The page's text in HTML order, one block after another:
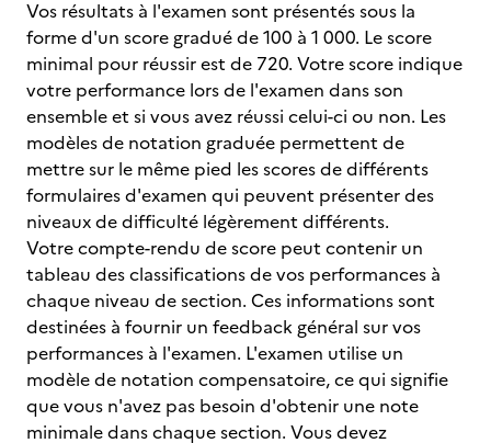
Vos résultats à l'examen sont présentés sous la
forme d'un score gradué de 100 à 1 000. Le score
minimal pour réussir est de 720. Votre score indique
votre performance lors de l'examen dans son
ensemble et si vous avez réussi celui-ci ou non. Les
modèles de notation graduée permettent de
mettre sur le même pied les scores de différents
formulaires d'examen qui peuvent présenter des
niveaux de difficulté légèrement différents.
Votre compte-rendu de score peut contenir un
tableau des classifications de vos performances à
chaque niveau de section. Ces informations sont
destinées à fournir un feedback général sur vos
performances à l'examen. L'examen utilise un
modèle de notation compensatoire, ce qui signifie
que vous n'avez pas besoin d'obtenir une note
minimale dans chaque section. Vous devez